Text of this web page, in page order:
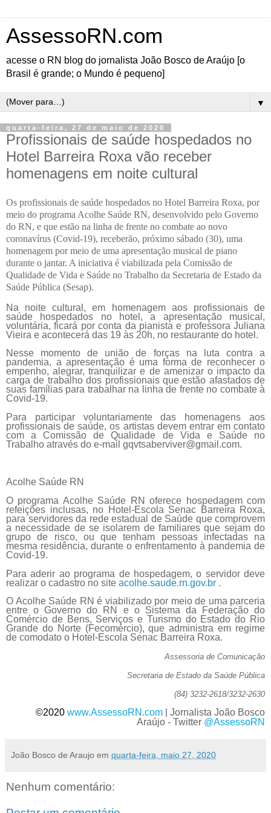
AssessoRN.com
acesse o RN blog do jornalista João Bosco de Araújo [o
Brasil é grande; o Mundo é pequeno]
▼
quarta-feira, 27 de maio de 2020
Profissionais de saúde hospedados no
Hotel Barreira Roxa vão receber
homenagens em noite cultural
Os profissionais de saúde hospedados no Hotel Barreira Roxa, por
meio do programa Acolhe Saúde RN, desenvolvido pelo Governo
do RN, e que estão na linha de frente no combate ao novo
coronavírus (Covid-19), receberão, próximo sábado (30), uma
homenagem por meio de uma apresentação musical de piano
durante o jantar. A iniciativa é viabilizada pela Comissão de
Qualidade de Vida e Saúde no Trabalho da Secretaria de Estado da
Saúde Pública (Sesap).
Na noite cultural, em homenagem aos profissionais de
saúde hospedados no hotel, a apresentação musical,
voluntária, ficará por conta da pianista e professora Juliana
Vieira e acontecerá das 19 às 20h, no restaurante do hotel.
Nesse momento de união de forças na luta contra a
pandemia, a apresentação é uma forma de reconhecer o
empenho, alegrar, tranquilizar e de amenizar o impacto da
carga de trabalho dos profissionais que estão afastados de
suas famílias para trabalhar na linha de frente no combate à
Covid-19.
Para participar voluntariamente das homenagens aos
profissionais de saúde, os artistas devem entrar em contato
com a Comissão de Qualidade de Vida e Saúde no
Trabalho através do e-mail gqvtsaberviver@gmail.com.
Acolhe Saúde RN
O programa Acolhe Saúde RN oferece hospedagem com
refeições inclusas, no Hotel-Escola Senac Barreira Roxa,
para servidores da rede estadual de Saúde que comprovem
a necessidade de se isolarem de familiares que sejam do
grupo de risco, ou que tenham pessoas infectadas na
mesma residência, durante o enfrentamento à pandemia de
Covid-19.
Para aderir ao programa de hospedagem, o servidor deve
realizar o cadastro no site acolhe.saude.rn.gov.br .
O Acolhe Saúde RN é viabilizado por meio de uma parceria
entre o Governo do RN e o Sistema da Federação do
Comércio de Bens, Serviços e Turismo do Estado do Rio
Grande do Norte (Fecomércio), que administra em regime
de comodato o Hotel-Escola Senac Barreira Roxa.
Assessoria de Comunicação
Secretaria de Estado da Saúde Pública
(84) 3232-2618/3232-2630
©2020 www.AssessoRN.com
Jornalista João Bosco
Araújo - Twitter @AssessoRN
João Bosco de Araujo em quarta-feira, maio 27, 2020
Nenhum comentário: